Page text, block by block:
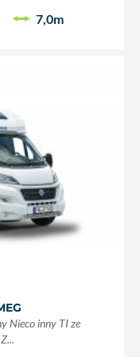
7,0m
Nieco inny TI ze